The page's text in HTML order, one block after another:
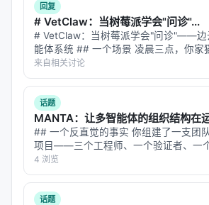
在线满意度差距拉大，LLM-as-
叉验证； 4.产品：延迟、成本、可
是工业落地的硬约束，不可仅优化
局限性与未来工作
局限性可能包括：实验规模受 GPU
真实用户分布不一致、英文中心数据
未知、以及代理系统在开放网络上的
可探索更高效的 test-time compute
谱/结构化数据库更深融合、以及面
与公平性约束。
回复
# VetClaw：当树莓派学会"问诊"...
# VetClaw：当树莓派学会"问诊"——边
能体系统 ## 一个场景 凌晨三点，你家
一块红斑。宠物医院关门了，Google 搜
斑"给你返回 47 种可能疾病，从耳螨到
虑地刷了半小…
来自相关讨论
话题
MANTA：让多智能体的组织结构在
## 一个反直觉的事实 你组建了一支团
项目——三个工程师、一个验证者、一
报结构。任务启动后你发现：其中一个
了工具调用和事实核查两个方向，他开
和工程师之间没有直接沟通通道，问题
4 浏览
话题